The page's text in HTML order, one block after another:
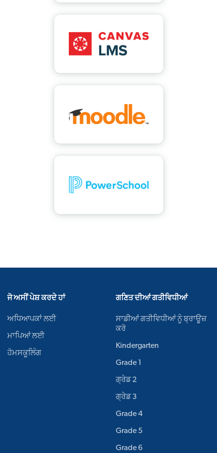
ਜੋ ਅਸੀਂ ਪੇਸ਼ ਕਰਦੇ ਹਾਂ
ਅਧਿਆਪਕਾਂ ਲਈ
ਮਾਪਿਆਂ ਲਈ
ਹੋਮਸਕੂਲਿੰਗ
ਗਣਿਤ ਦੀਆਂ ਗਤੀਵਿਧੀਆਂ
ਸਾਡੀਆਂ ਗਤੀਵਿਧੀਆਂ ਨੂੰ ਬ੍ਰਾਊਜ਼
ਕਰੋ
Kindergarten
Grade 1
ਗ੍ਰੇਡ 2
ਗ੍ਰੇਡ 3
Grade 4
Grade 5
Grade 6